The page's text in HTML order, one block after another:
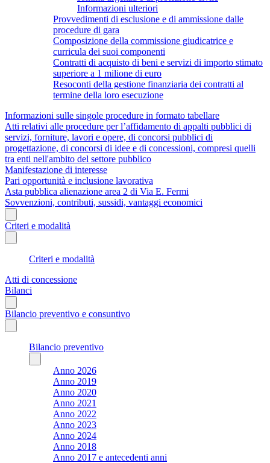
Informazioni ulteriori
Provvedimenti di esclusione e di ammissione dalle
procedure di gara
Composizione della commissione giudicatrice e
curricula dei suoi componenti
Contratti di acquisto di beni e servizi di importo stimato
superiore a 1 milione di euro
Resoconti della gestione finanziaria dei contratti al
termine della loro esecuzione
Informazioni sulle singole procedure in formato tabellare
Atti relativi alle procedure per l’affidamento di appalti pubblici di
servizi, forniture, lavori e opere, di concorsi pubblici di
progettazione, di concorsi di idee e di concessioni, compresi quelli
tra enti nell'ambito del settore pubblico
Manifestazione di interesse
Pari opportunità e inclusione lavorativa
Asta pubblica alienazione area 2 di Via E. Fermi
Sovvenzioni, contributi, sussidi, vantaggi economici
Criteri e modalità
Criteri e modalità
Atti di concessione
Bilanci
Bilancio preventivo e consuntivo
Bilancio preventivo
Anno 2026
Anno 2019
Anno 2020
Anno 2021
Anno 2022
Anno 2023
Anno 2024
Anno 2018
Anno 2017 e antecedenti anni